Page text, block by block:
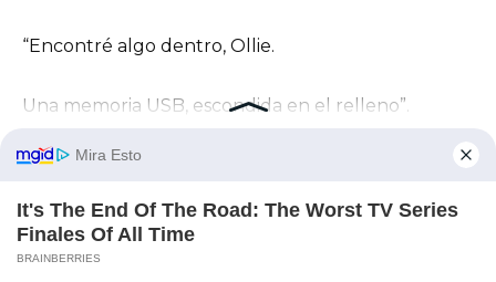
“Encontré algo dentro, Ollie.
Una memoria USB, escondida en el relleno”.
Su voz se quebró.
“Vi todo lo que había en ella”.